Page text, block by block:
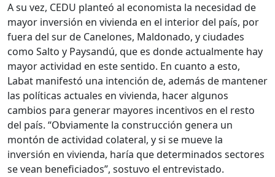
A su vez, CEDU planteó al economista la necesidad de
mayor inversión en vivienda en el interior del país, por
fuera del sur de Canelones, Maldonado, y ciudades
como Salto y Paysandú, que es donde actualmente hay
mayor actividad en este sentido. En cuanto a esto,
Labat manifestó una intención de, además de mantener
las políticas actuales en vivienda, hacer algunos
cambios para generar mayores incentivos en el resto
del país. “Obviamente la construcción genera un
montón de actividad colateral, y si se mueve la
inversión en vivienda, haría que determinados sectores
se vean beneficiados”, sostuvo el entrevistado.